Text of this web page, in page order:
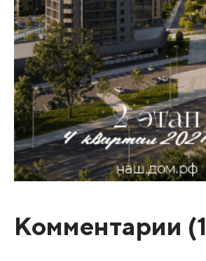
Комментарии (1